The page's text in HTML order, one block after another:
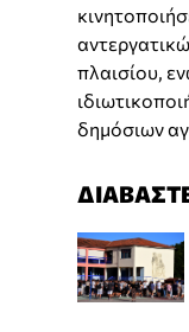
πλαισίου,
δημόσιων